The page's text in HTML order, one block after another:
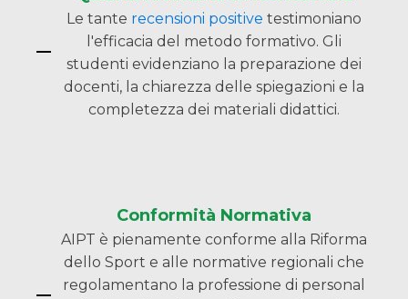
Le tante recensioni positive testimoniano
l'efficacia del metodo formativo. Gli
studenti evidenziano la preparazione dei
docenti, la chiarezza delle spiegazioni e la
completezza dei materiali didattici.
Conformità Normativa
AIPT è pienamente conforme alla Riforma
dello Sport e alle normative regionali che
regolamentano la professione di personal